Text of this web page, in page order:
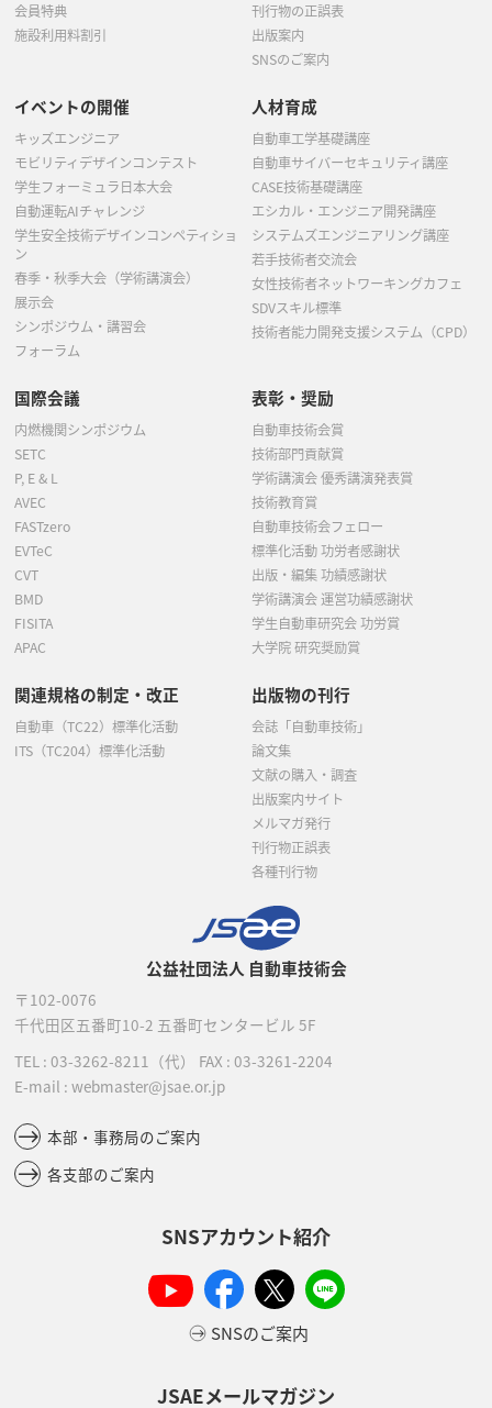
公益社団法人 自動車技術会
〒102-0076
千代田区五番町10-2 五番町センタービル 5F
TEL : 03-3262-8211 （代） FAX : 03-3261-2204
E-mail : webmaster@jsae.or.jp
本部・事務局のご案内
各支部のご案内
SNSアカウント紹介
SNSのご案内
JSAEメールマガジン
会員特典
施設利用料割引
刊行物の正誤表
出版案内
SNSのご案内
イベントの開催
キッズエンジニア
モビリティデザインコンテスト
学生フォーミュラ日本大会
自動運転AIチャレンジ
学生安全技術デザインコンペティショ
ン
春季・秋季大会（学術講演会）
展示会
シンポジウム・講習会
フォーラム
人材育成
自動車工学基礎講座
自動車サイバーセキュリティ講座
CASE技術基礎講座
エシカル・エンジニア開発講座
システムズエンジニアリング講座
若手技術者交流会
女性技術者ネットワーキングカフェ
SDVスキル標準
技術者能力開発支援システム（CPD）
国際会議
内燃機関シンポジウム
SETC
P, E & L
AVEC
FASTzero
EVTeC
CVT
BMD
FISITA
APAC
表彰・奨励
自動車技術会賞
技術部門貢献賞
学術講演会 優秀講演発表賞
技術教育賞
自動車技術会フェロー
標準化活動 功労者感謝状
出版・編集 功績感謝状
学術講演会 運営功績感謝状
学生自動車研究会 功労賞
大学院 研究奨励賞
関連規格の制定・改正
自動車（TC22）標準化活動
ITS（TC204）標準化活動
出版物の刊行
会誌「自動車技術」
論文集
文献の購入・調査
出版案内サイト
メルマガ発行
刊行物正誤表
各種刊行物